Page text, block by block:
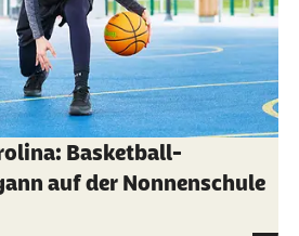
Basketball-
auf der Nonnenschule